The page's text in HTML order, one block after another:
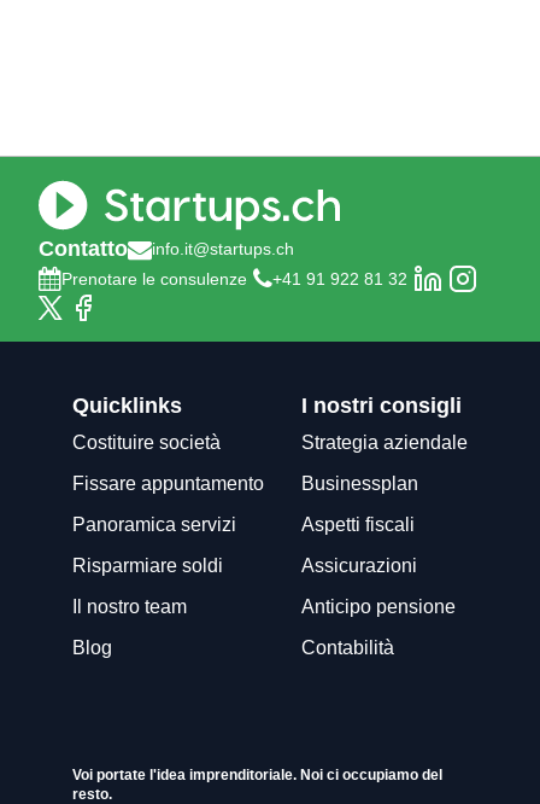
Contatto
info.it@startups.ch
Prenotare le consulenze
+41 91 922 81 32
Quicklinks
Costituire società
Fissare appuntamento
Panoramica servizi
Risparmiare soldi
Il nostro team
Blog
I nostri consigli
Strategia aziendale
Businessplan
Aspetti fiscali
Assicurazioni
Anticipo pensione
Contabilità
Voi portate l'idea imprenditoriale. Noi ci occupiamo del
resto.